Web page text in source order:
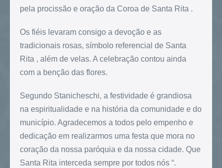
pela procissão e oração da Coroa de Santa Rita .
Os fiéis levaram consigo a devoção e as
tradicionais rosas, símbolo referencial de Santa
Rita , além de velas. A celebração contou ainda
com a benção das flores.
Segundo Stanicheschi, a festividade é grandiosa
na espiritualidade e na história da comunidade e do
município. Agradecemos a todos pelo empenho e
dedicação em realizarmos uma festa que mora no
coração da nossa paróquia e da nossa cidade. Que
Santa Rita interceda sempre por todos nós “.